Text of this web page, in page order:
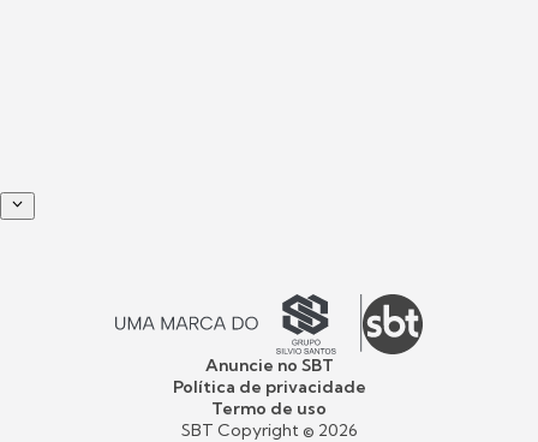
Anuncie no SBT
Política de privacidade
Termo de uso
SBT Copyright © 2026